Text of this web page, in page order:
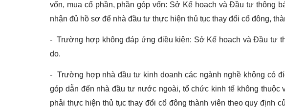
vốn, mua cổ phần, phần góp vốn: Sở Kế hoạch và Đầu tư thông
nhận đủ hồ sơ để nhà đầu tư thực hiện thủ tục thay đổi cổ đông,
- Trường hợp không đáp ứng điều kiện: Sở Kế hoạch và Đầu tư
do.
- Trường hợp nhà đầu tư kinh doanh các ngành nghề không có
góp dẫn đến nhà đầu tư nước ngoài, tổ chức kinh tế không
phải thực hiện thủ tục thay đổi cổ đông thành viên theo quy định